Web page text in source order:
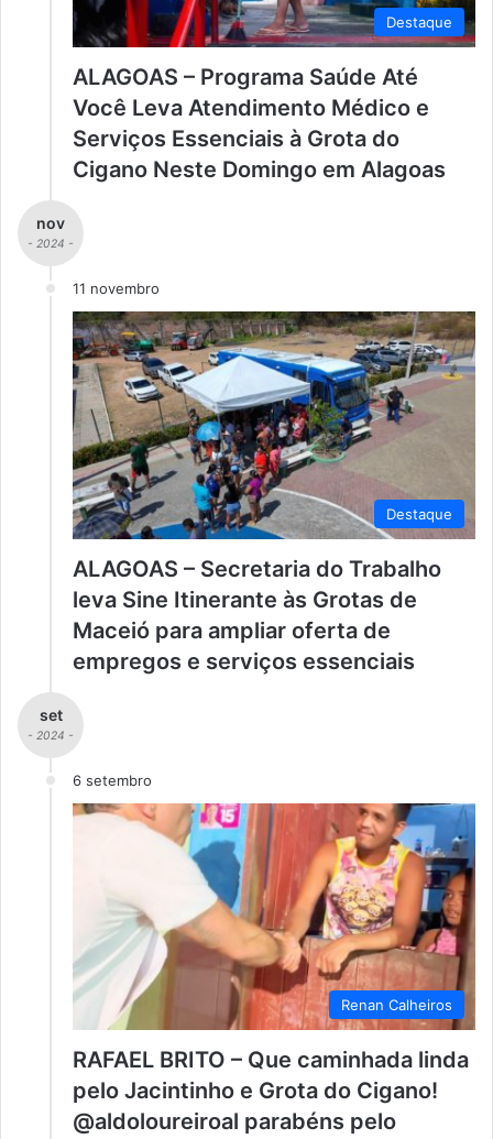
Destaque
ALAGOAS – Programa Saúde Até
Você Leva Atendimento Médico e
Serviços Essenciais à Grota do
Cigano Neste Domingo em Alagoas
nov
- 2024 -
11 novembro
Destaque
ALAGOAS – Secretaria do Trabalho
leva Sine Itinerante às Grotas de
Maceió para ampliar oferta de
empregos e serviços essenciais
set
- 2024 -
6 setembro
Renan Calheiros
RAFAEL BRITO – Que caminhada linda
pelo Jacintinho e Grota do Cigano!
@aldoloureiroal parabéns pelo